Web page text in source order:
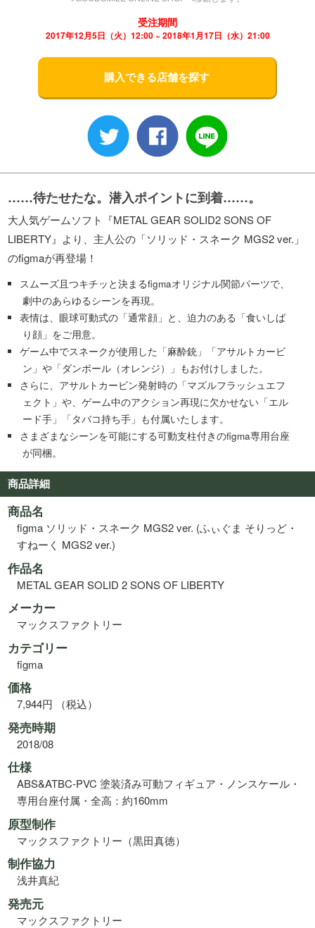
受注期間
2017年12月5日（火）12:00 ~ 2018年1月17日（水）21:00
購入できる店舗を探す
……待たせたな。潜入ポイントに到着……。
大人気ゲームソフト『METAL GEAR SOLID2 SONS OF
LIBERTY』より、主人公の「ソリッド・スネーク MGS2 ver.」
のfigmaが再登場！
スムーズ且つキチッと決まるfigmaオリジナル関節パーツで、
劇中のあらゆるシーンを再現。
表情は、眼球可動式の「通常顔」と、迫力のある「食いしば
り顔」をご用意。
ゲーム中でスネークが使用した「麻酔銃」「アサルトカービ
ン」や「ダンボール（オレンジ）」もお付けしました。
さらに、アサルトカービン発射時の「マズルフラッシュエフ
ェクト」や、ゲーム中のアクション再現に欠かせない「エル
ード手」「タバコ持ち手」も付属いたします。
さまざまなシーンを可能にする可動支柱付きのfigma専用台座
が同梱。
商品詳細
商品名
figma ソリッド・スネーク MGS2 ver. (ふぃぐま そりっど・
すねーく MGS2 ver.)
作品名
METAL GEAR SOLID 2 SONS OF LIBERTY
メーカー
マックスファクトリー
カテゴリー
figma
価格
7,944円 （税込）
発売時期
2018/08
仕様
ABS&ATBC-PVC 塗装済み可動フィギュア・ノンスケール・
専用台座付属・全高：約160mm
原型制作
マックスファクトリー（黒田真徳）
制作協力
浅井真紀
発売元
マックスファクトリー